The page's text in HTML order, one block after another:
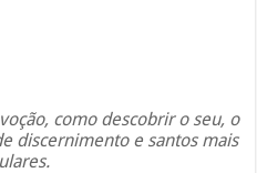
como descobrir o seu, o
discernimento e santos mais